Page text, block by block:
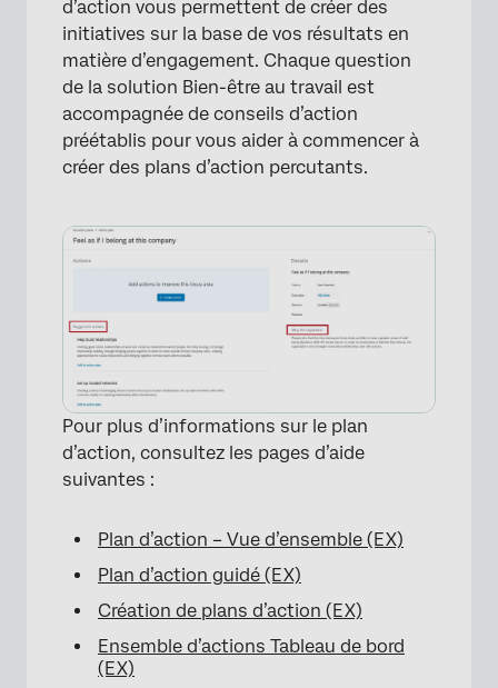
d’action vous permettent de créer des
initiatives sur la base de vos résultats en
matière d’engagement. Chaque question
de la solution Bien-être au travail est
accompagnée de conseils d’action
préétablis pour vous aider à commencer à
créer des plans d’action percutants.
Pour plus d’informations sur le plan
d’action, consultez les pages d’aide
suivantes :
Plan d’action – Vue d’ensemble (EX)
Plan d’action guidé (EX)
Création de plans d’action (EX)
Ensemble d’actions Tableau de bord
(EX)